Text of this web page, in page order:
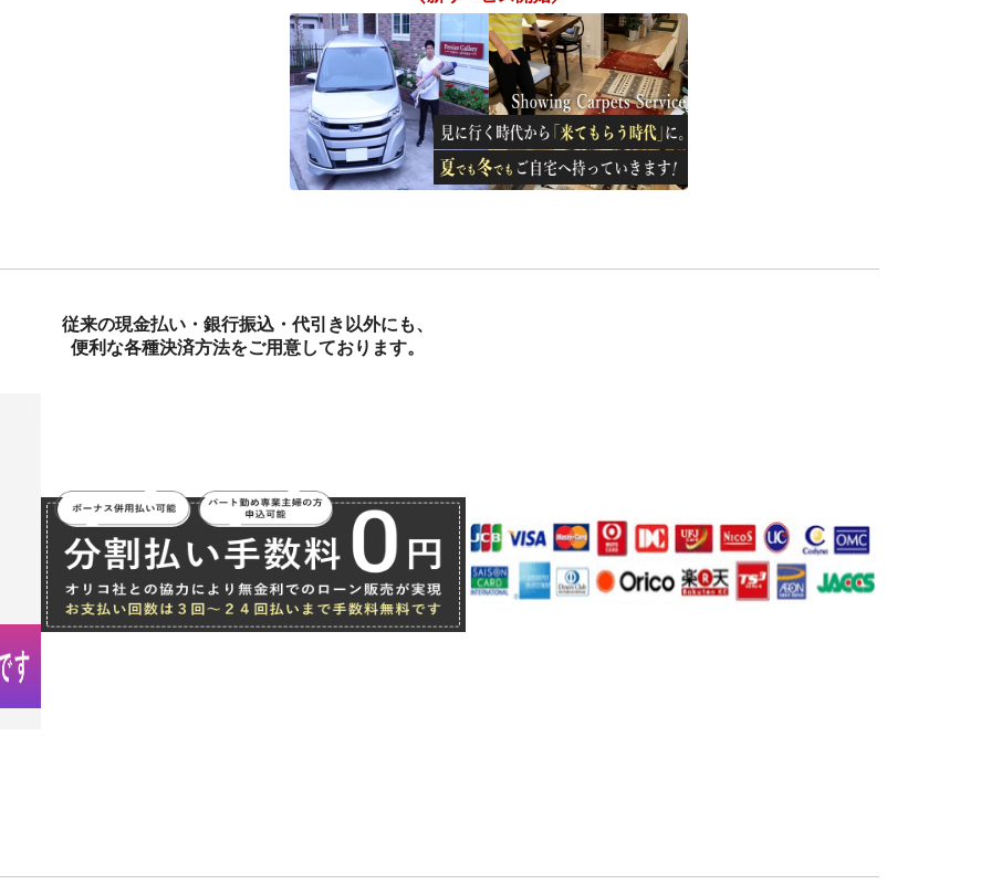
従来の現金払い・銀行振込・代引き以外にも、
便利な各種決済方法をご用意しております。